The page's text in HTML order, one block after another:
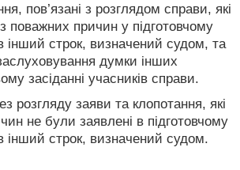
пов’язані з розглядом справи, які
поважних причин у підготовчому
інший строк, визначений судом, та
думки інших
засіданні учасників справи.
розгляду заяви та клопотання, які
не були заявлені в підготовчому
інший строк, визначений судом.